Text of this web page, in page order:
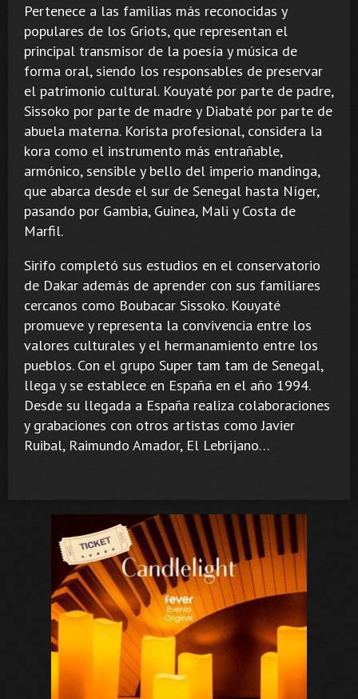
Pertenece a las familias más reconocidas y
populares de los Griots, que representan el
principal transmisor de la poesía y música de
forma oral, siendo los responsables de preservar
el patrimonio cultural. Kouyaté por parte de padre,
Sissoko por parte de madre y Diabaté por parte de
abuela materna. Korista profesional, considera la
kora como el instrumento más entrañable,
armónico, sensible y bello del imperio mandinga,
que abarca desde el sur de Senegal hasta Níger,
pasando por Gambia, Guinea, Mali y Costa de
Marfil.
Sirifo completó sus estudios en el conservatorio
de Dakar además de aprender con sus familiares
cercanos como Boubacar Sissoko. Kouyaté
promueve y representa la convivencia entre los
valores culturales y el hermanamiento entre los
pueblos. Con el grupo Super tam tam de Senegal,
llega y se establece en España en el año 1994.
Desde su llegada a España realiza colaboraciones
y grabaciones con otros artistas como Javier
Ruibal, Raimundo Amador, El Lebrijano…